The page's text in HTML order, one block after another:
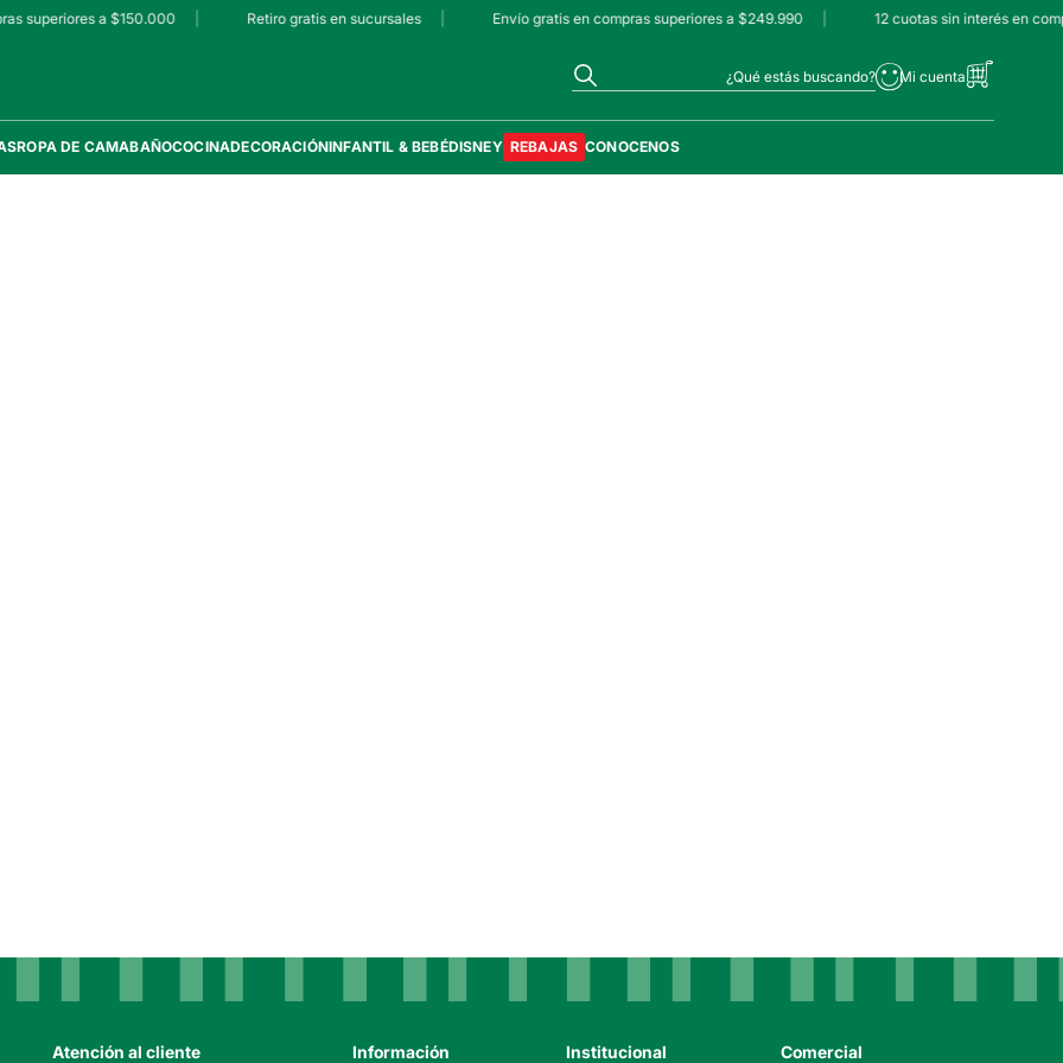
superiores a $150.000 Retiro gratis en sucursales Envío gratis en compras superiores a $249.990 12 cuotas sin interés en
¿Qué estás buscando?
ROPA DE CAMABAÑOCOCINADECORACIÓNINFANTIL & BEBÉDISNEY REBAJAS CONOCENOS
Atención al cliente Información Institucional Comercial